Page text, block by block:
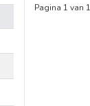
Pagina 1 van 1